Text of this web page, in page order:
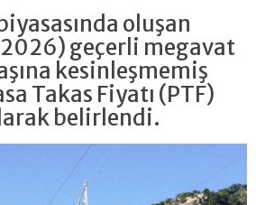
oluşan
geçerli megavat
kesinleşmemiş
Takas Fiyatı (PTF)
belirlendi.